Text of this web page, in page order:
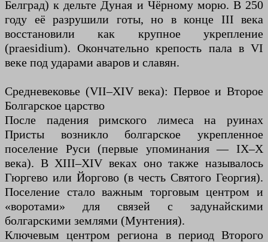
Белград) к дельте Дуная и Чёрному морю. В 250
году её разрушили готы, но в конце III века
восстановили как крупное укрепление
(praesidium). Окончательно крепость пала в VI
веке под ударами аваров и славян.
Средневековье (VII–XIV века): Первое и Второе
Болгарское царство
После падения римского лимеса на руинах
Присты возникло болгарское укрепленное
поселение Руси (первые упоминания — IX–X
века). В XIII–XIV веках оно также называлось
Гюргево или Йоргово (в честь Святого Георгия).
Поселение стало важным торговым центром и
«воротами» для связей с задунайскими
болгарскими землями (Мунтения).
Ключевым центром региона в период Второго